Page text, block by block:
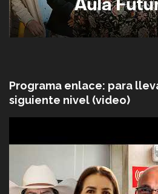
Programa enlace: para
siguiente nivel (video)